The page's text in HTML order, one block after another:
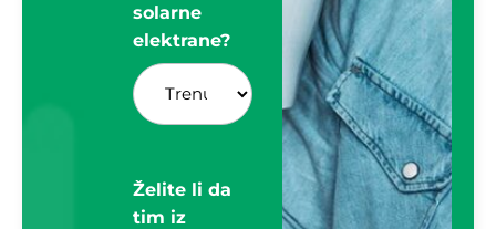
solarne
elektrane?
Želite li da
tim iz